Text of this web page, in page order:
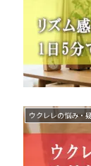
ウクレレの悩み・